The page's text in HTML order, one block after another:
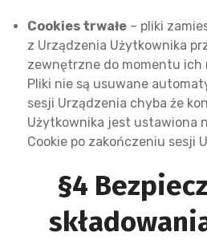
Cookies trwałe – pliki
z Urządzenia Użytkownika
zewnętrzne do momentu ich
Pliki nie są usuwane
sesji Urządzenia chyba że
Użytkownika jest ustawiona
Cookie po zakończeniu sesji
§4